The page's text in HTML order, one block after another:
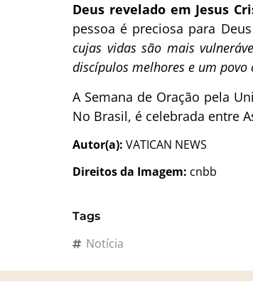
Deus revelado em Jesus
pessoa é preciosa para
cujas vidas são mais
discípulos melhores e um
A Semana de Oração pela
No Brasil, é celebrada entre
Autor(a): VATICAN NEWS
Direitos da Imagem: cnbb
Tags
Notícia